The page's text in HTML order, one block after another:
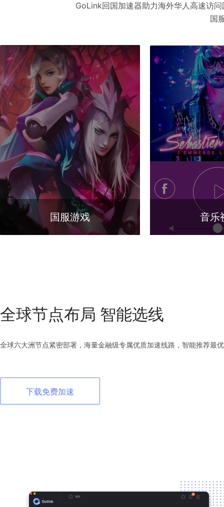
GoLink回国加速器助力海外华人高速访
国
国服游戏 音乐
全球节点布局 智能选线
全球六大洲节点紧密部署，海量金融级专属优质加速线路，智能推荐最
下载免费加速